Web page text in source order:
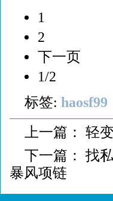
1
2
下一页
1/2
标签: haosf99
上一篇： 轻
下一篇： 找
暴风项链